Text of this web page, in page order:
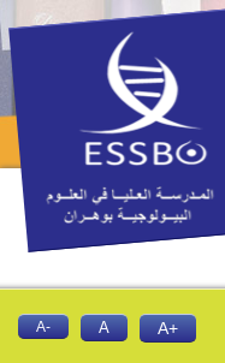
A- A A+